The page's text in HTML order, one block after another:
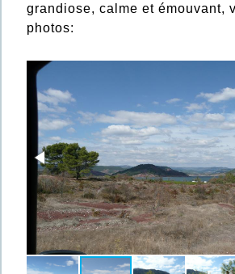
grandiose, calme et émouvant,
photos: